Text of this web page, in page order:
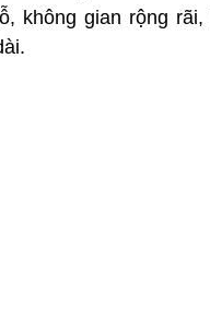
không gian rộng